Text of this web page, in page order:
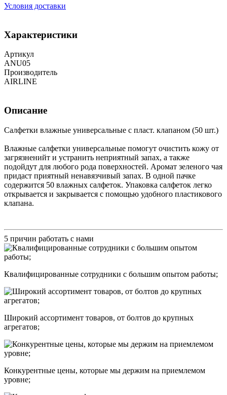
Условия доставки
Характеристики
Артикул
ANU05
Производитель
AIRLINE
Описание
Салфетки влажные универсальные с пласт. клапаном (50 шт.)
Влажные салфетки универсальные помогут очистить кожу от
загрязненийт и устранить неприятный запах, а также
подойдут для любого рода поверхностей. Аромат зеленого чая
придаст приятный ненавязчивый запах. В одной пачке
содержится 50 влажных салфеток. Упаковка салфеток легко
открывается и закрывается с помощью удобного пластикового
клапана.
5 причин работать с нами
Квалифицированные сотрудники с большим опытом работы;
Широкий ассортимент товаров, от болтов до крупных
агрегатов;
Конкурентные цены, которые мы держим на приемлемом
уровне;